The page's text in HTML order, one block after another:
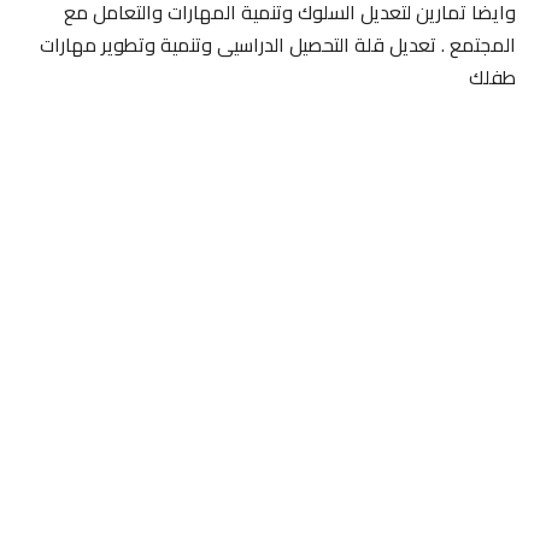
وايضا تمارين لتعديل السلوك وتنمية المهارات والتعامل مع
المجتمع . تعديل قلة التحصيل الدراسيى وتنمية وتطوير مهارات
طفلك